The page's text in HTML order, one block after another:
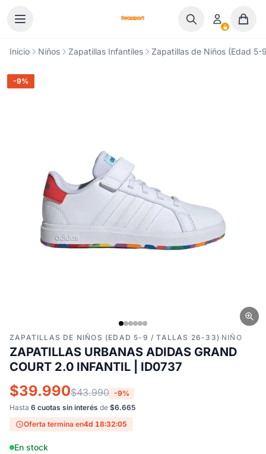
Inicio Niños Zapatillas Infantiles Zapatillas de Niños (Edad
-9%
ZAPATILLAS DE NIÑOS (EDAD 5-9 / TALLAS 26-33)·NIÑO
ZAPATILLAS URBANAS ADIDAS GRAND
COURT 2.0 INFANTIL | ID0737
$39.990$43.990 -9%
Hasta 6 cuotas sin interés de $6.665
Oferta termina en4d 18:32:04
En stock